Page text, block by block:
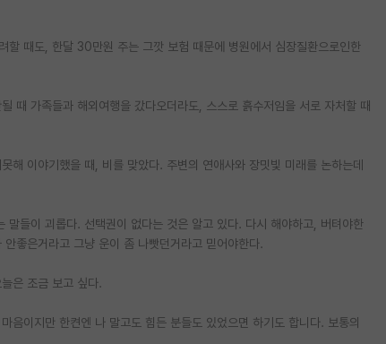
할 때도, 한달 30만원 주는 그깟 보험 때문에 병원에서 심장질환으로인한
때 가족들과 해외여행을 갔다오더라도, 스스로 흙수저임을 서로 자처할 때
이야기했을 때, 비를 맞았다. 주변의 연애사와 장밋빛 미래를 논하는데
들이 괴롭다. 선택권이 없다는 것은 알고 있다. 다시 해야하고, 버텨야한
좋은거라고 그냥 운이 좀 나빳던거라고 믿어야한다.
은 조금 보고 싶다.
음이지만 한켠엔 나 말고도 힘든 분들도 있었으면 하기도 합니다. 보통의